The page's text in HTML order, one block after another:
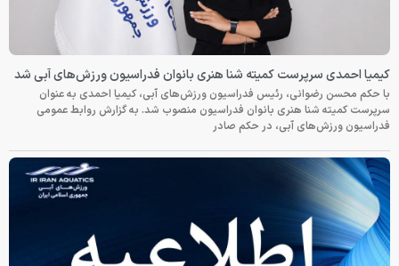
کیمیا احمدی سرپرست کمیته شنا هنری بانوان فدراسیون ورزش‌های آبی شد
با حکم محسن رضوانی، رئیس فدراسیون ورزش‌های آبی، کیمیا احمدی به عنوان
سرپرست کمیته شنا هنری بانوان فدراسیون منصوب شد. به گزارش روابط عمومی
فدراسیون ورزش‌های آبی، در حکم صادر